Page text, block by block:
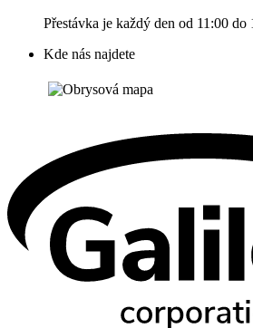
Přestávka je každý den od 11:00 do
Kde nás najdete